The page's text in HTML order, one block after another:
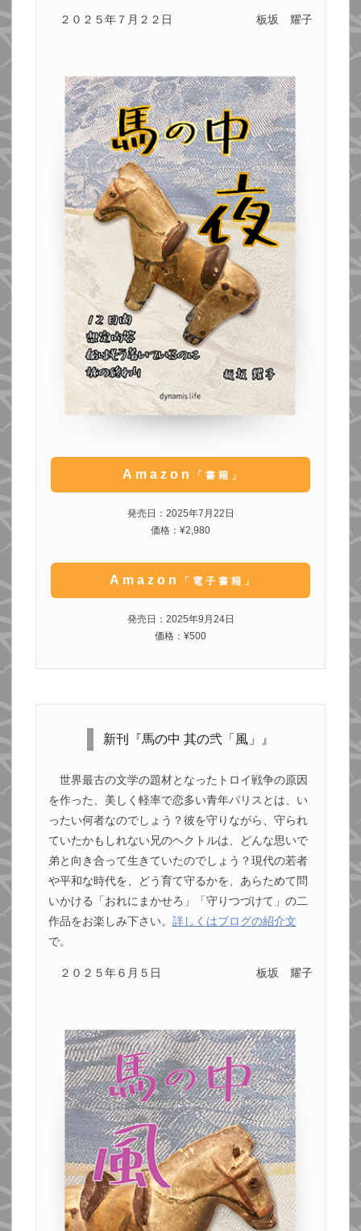
２０２５年７月２２日 板坂 耀子
Amazon 「書籍」
発売日：2025年7月22日
価格：¥2,980
Amazon 「電子書籍」
発売日：2025年9月24日
価格：¥500
新刊『馬の中 其の弐「風」』
世界最古の文学の題材となったトロイ戦争の原因
を作った、美しく軽率で恋多い青年パリスとは、い
ったい何者なのでしょう？彼を守りながら、守られ
ていたかもしれない兄のヘクトルは、どんな思いで
弟と向き合って生きていたのでしょう？現代の若者
や平和な時代を、どう育て守るかを、あらためて問
いかける「おれにまかせろ」「守りつづけて」の二
作品をお楽しみ下さい。 詳しくはブログの紹介文
で。
２０２５年６月５日 板坂 耀子